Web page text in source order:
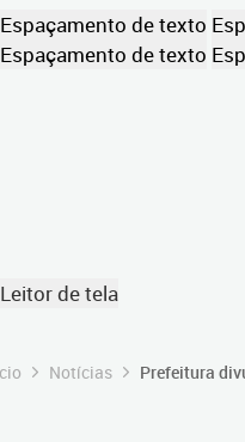
Espaçamento de texto
Espaçamento de texto
Leitor de tela
Notícias Prefeitura